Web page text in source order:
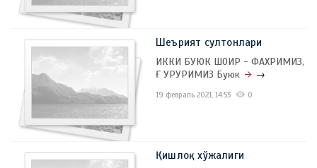
Шеърият султонлари
ИККИ БУЮК ШОИР - ФАХРИМИЗ,
Ғ УРУРИМИЗ Буюк
→
19 февраль 2021, 14:53 0
Қишлоқ хўжалиги